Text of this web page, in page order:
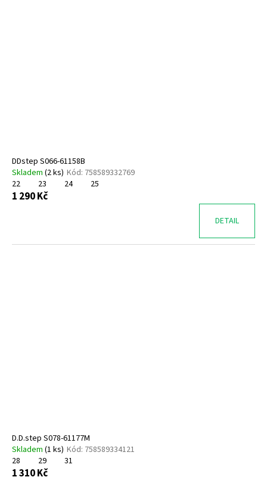
DDstep S066-61158B
Skladem (2 ks) Kód: 758589332769
22
23 24 25
1 290 Kč
DETAIL
D.D.step S078-61177M
Skladem (1 ks) Kód: 758589334121
28
29 31
1 310 Kč